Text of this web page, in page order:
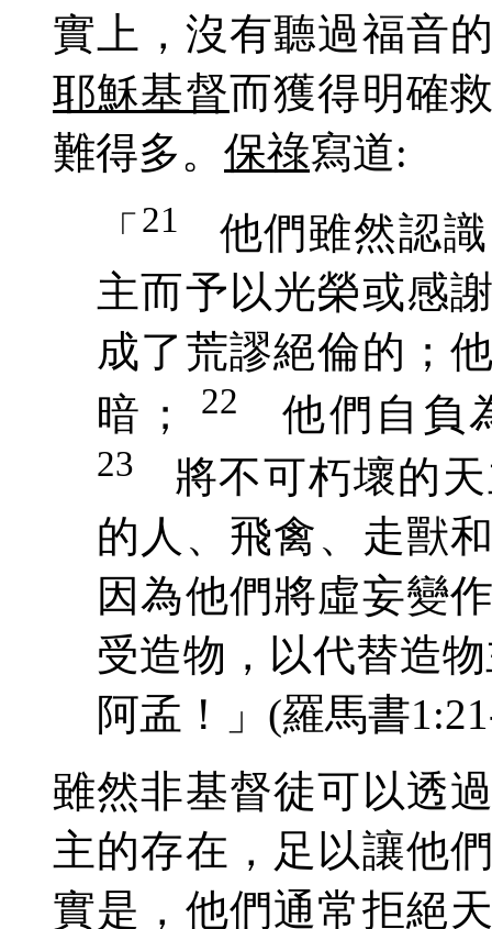
實 上 ，沒有聽過福音
耶穌基督而獲得明確
難得多。 保祿寫道:
「 21 他們雖然認
主而予以光榮或感
成了荒謬絕倫的；
暗；
22他們自負
23 將不可朽壞的
的人、飛禽、走獸
因為他們將虛妄變
受造物，以代替造
阿孟！」 (羅馬書1:21
雖然非基督徒可以透
主的存在 ，足以讓他
實是，他們通常拒絕